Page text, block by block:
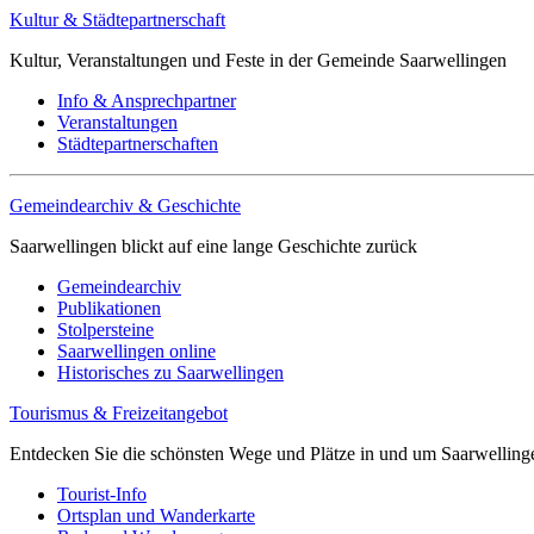
Kultur & Städtepartnerschaft
Kultur, Veranstaltungen und Feste in der Gemeinde Saarwellingen
Info & Ansprechpartner
Veranstaltungen
Städtepartnerschaften
Gemeindearchiv & Geschichte
Saarwellingen blickt auf eine lange Geschichte zurück
Gemeindearchiv
Publikationen
Stolpersteine
Saarwellingen online
Historisches zu Saarwellingen
Tourismus & Freizeitangebot
Entdecken Sie die schönsten Wege und Plätze in und um
Tourist-Info
Ortsplan und Wanderkarte